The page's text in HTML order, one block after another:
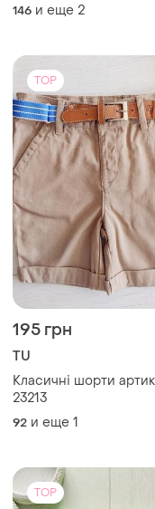
146 и еще 2
TOP
195 грн
TU
Класичні шорти артикул:
23213
92 и еще 1
TOP